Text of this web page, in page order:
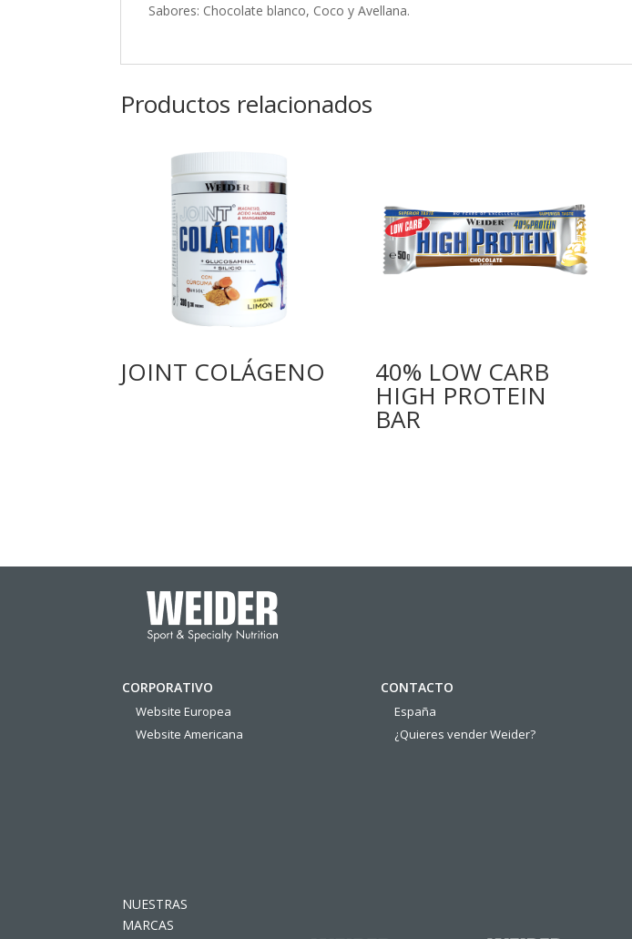
Sabores: Chocolate blanco, Coco y Avellana.
Productos relacionados
JOINT COLÁGENO 40% LOW CARB
HIGH PROTEIN
BAR
CORPORATIVO
Website Europea
Website Americana
CONTACTO
España
¿Quieres vender Weider?
NUESTRAS
MARCAS